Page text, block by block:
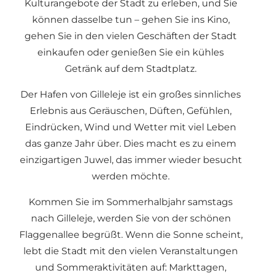
Kulturangebote der Stadt zu erleben, und Sie
können dasselbe tun – gehen Sie ins Kino,
gehen Sie in den vielen Geschäften der Stadt
einkaufen oder genießen Sie ein kühles
Getränk auf dem Stadtplatz.
Der Hafen von Gilleleje ist ein großes sinnliches
Erlebnis aus Geräuschen, Düften, Gefühlen,
Eindrücken, Wind und Wetter mit viel Leben
das ganze Jahr über. Dies macht es zu einem
einzigartigen Juwel, das immer wieder besucht
werden möchte.
Kommen Sie im Sommerhalbjahr samstags
nach Gilleleje, werden Sie von der schönen
Flaggenallee begrüßt. Wenn die Sonne scheint,
lebt die Stadt mit den vielen Veranstaltungen
und Sommeraktivitäten auf: Markttagen,